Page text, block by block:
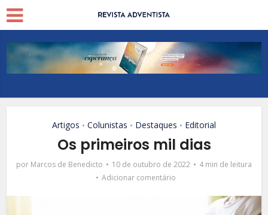
Artigos • Colunistas • Destaques • Editorial
Os primeiros mil dias
por Marcos de Benedicto 10 de outubro de 2022
4 min de leitura
Adicionar comentário